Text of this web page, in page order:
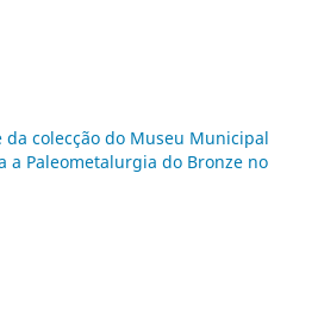
colecção do Museu Municipal
a Paleometalurgia do Bronze no